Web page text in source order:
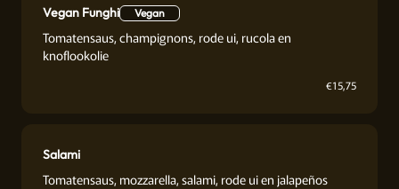
Vegan Funghi Vegan
Tomatensaus, champignons, rode ui, rucola en
knoflookolie
€15,75
Salami
Tomatensaus, mozzarella, salami, rode ui en jalapeños